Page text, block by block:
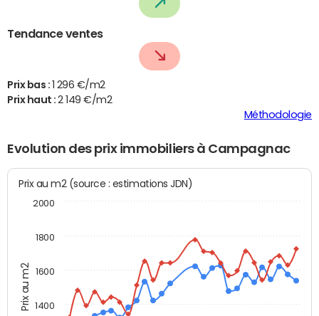
Tendance ventes
Prix bas :
1 296 €/m2
Prix haut :2 149 €/m2
Méthodologie
Evolution des prix immobiliers à Campagnac
Prix au m2
Prix au m2 (source : estimations JDN)
1400
1600
1800
2000